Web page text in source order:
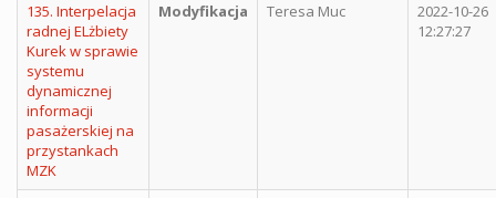
135. Interpelacja
radnej ELżbiety
Kurek w sprawie
systemu
dynamicznej
informacji
pasażerskiej na
przystankach
MZK
Modyfikacja Teresa Muc
2022-10-26
12:27:27